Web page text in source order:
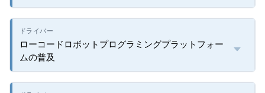
ローコードロボットプログラミングプラットフォー
ムの普及